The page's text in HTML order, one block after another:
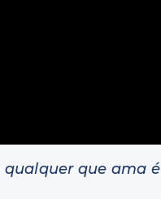
qualquer que ama é